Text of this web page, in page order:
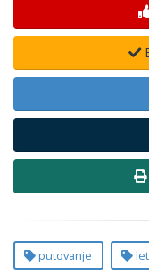
putovanje